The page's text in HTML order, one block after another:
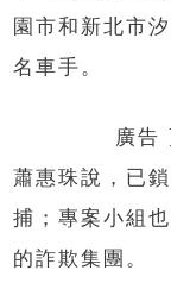
園市和新北市
名車手。
廣告
蕭惠珠說，已
捕；專案小組
的詐欺集團。